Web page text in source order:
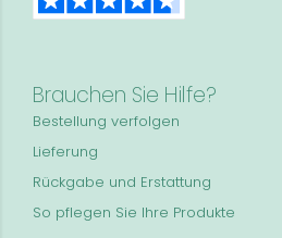
Brauchen Sie Hilfe?
Bestellung verfolgen
Lieferung
Rückgabe und Erstattung
So pflegen Sie Ihre Produkte